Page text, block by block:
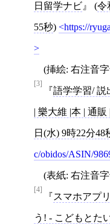
日留学ナビ (令
55秒) https://
(挿絵: 右注音
[3]
語学学習/ 説
| 樂大維 |本 | 通販
日(水) 9時22分48
c/obidos/ASIN/
(表紙: 右注音
[4]
スマホアプ
う! - こどもとた